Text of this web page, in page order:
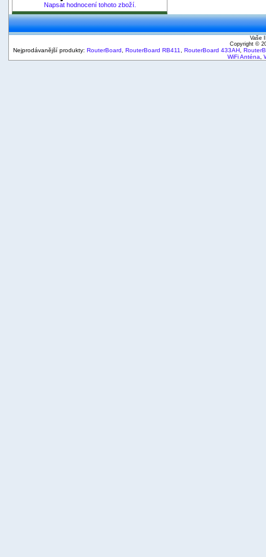
Napsat hodnocení tohoto zboží.
Vaše
Copyright ©
Nejprodávanější produkty: RouterBoard RouterBoard RB411 RouterBoard 433AH
WiFi Anténa